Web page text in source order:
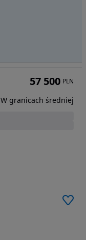
57 500 PLN
W granicach średniej